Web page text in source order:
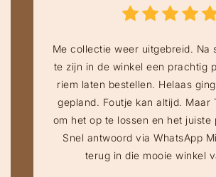
Me collectie weer uitgebreid. Na
te zijn in de winkel een prachtig
riem laten bestellen. Helaas
gepland. Foutje kan altijd. Maar
om het op te lossen en het juiste
Snel antwoord via WhatsApp
terug in die mooie winkel